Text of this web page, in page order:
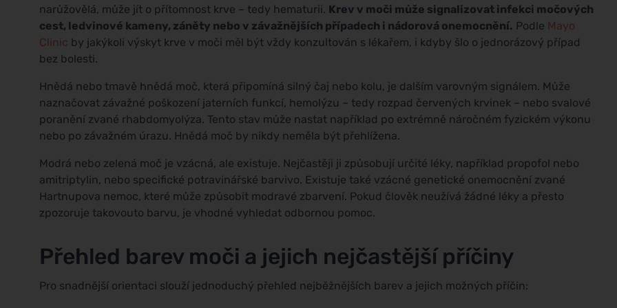
narůžovělá, může jít o přítomnost krve – tedy hematurii. Krev v moči může signalizovat infekci močových
cest, ledvinové kameny, záněty nebo v závažnějších případech i nádorová onemocnění. Podle Mayo
Clinic by jakýkoli výskyt krve v moči měl být vždy konzultován s lékařem, i kdyby šlo o jednorázový případ
bez bolesti.
Hnědá nebo tmavě hnědá moč, která připomíná silný čaj nebo kolu, je dalším varovným signálem. Může
naznačovat závažné poškození jaterních funkcí, hemolýzu – tedy rozpad červených krvinek – nebo svalové
poranění zvané rhabdomyolýza. Tento stav může nastat například po extrémně náročném fyzickém výkonu
nebo po závažném úrazu. Hnědá moč by nikdy neměla být přehlížena.
Modrá nebo zelená moč je vzácná, ale existuje. Nejčastěji ji způsobují určité léky, například propofol nebo
amitriptylin, nebo specifické potravinářské barvivo. Existuje také vzácné genetické onemocnění zvané
Hartnupova nemoc, které může způsobit modravé zbarvení. Pokud člověk neužívá žádné léky a přesto
zpozoruje takovouto barvu, je vhodné vyhledat odbornou pomoc.
Přehled barev moči a jejich nejčastější příčiny
Pro snadnější orientaci slouží jednoduchý přehled nejběžnějších barev a jejich možných příčin: